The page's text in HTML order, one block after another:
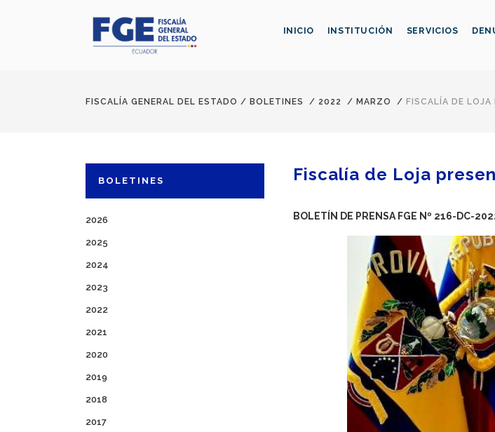
INICIO INSTITUCIÓN SERVICIOS
FISCALÍA GENERAL DEL ESTADO / BOLETINES / 2022 / MARZO / FISCALÍA DE
BOLETINES
2026
2025
2024
2023
2022
2021
2020
2019
2018
2017
Fiscalía de Loja
BOLETÍN DE PRENSA FGE Nº 216-DC-